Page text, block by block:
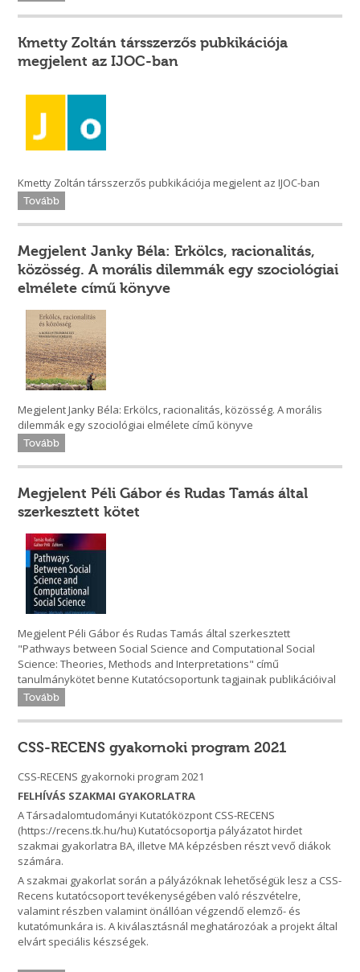
Kmetty Zoltán társszerzős pubkikációja
megjelent az IJOC-ban
Kmetty Zoltán társszerzős pubkikációja megjelent az IJOC-ban
Tovább
Megjelent Janky Béla: Erkölcs, racionalitás,
közösség. A morális dilemmák egy szociológiai
elmélete című könyve
Megjelent Janky Béla: Erkölcs, racionalitás, közösség. A morális
dilemmák egy szociológiai elmélete című könyve
Tovább
Megjelent Péli Gábor és Rudas Tamás által
szerkesztett kötet
Megjelent Péli Gábor és Rudas Tamás által szerkesztett
"Pathways between Social Science and Computational Social
Science: Theories, Methods and Interpretations" című
tanulmánykötet benne Kutatócsoportunk tagjainak publikációival
Tovább
CSS-RECENS gyakornoki program 2021
CSS-RECENS gyakornoki program 2021
FELHÍVÁS SZAKMAI GYAKORLATRA
A Társadalomtudományi Kutatóközpont CSS-RECENS
(https://recens.tk.hu/hu) Kutatócsoportja pályázatot hirdet
szakmai gyakorlatra BA, illetve MA képzésben részt vevő diákok
számára.
A szakmai gyakorlat során a pályázóknak lehetőségük lesz a CSS-
Recens kutatócsoport tevékenységében való részvételre,
valamint részben valamint önállóan végzendő elemző- és
kutatómunkára is. A kiválasztásnál meghatározóak a projekt által
elvárt speciális készségek.